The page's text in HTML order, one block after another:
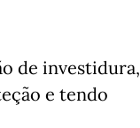
de investidura,
e tendo